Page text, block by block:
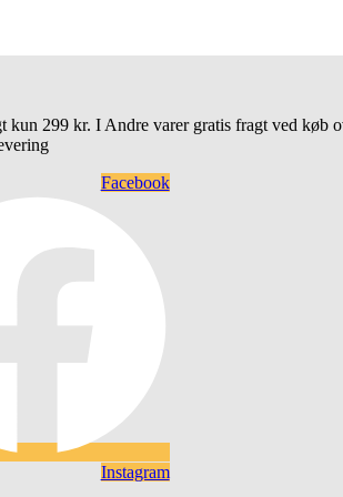
kun 299 kr. I Andre varer gratis fragt ved køb
Facebook
Instagram